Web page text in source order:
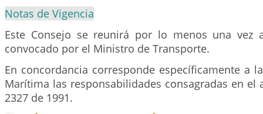
Notas de Vigencia
Este Consejo se reunirá por lo menos una vez
convocado por el Ministro de Transporte.
En concordancia corresponde específicamente a
Marítima las responsabilidades consagradas en el
2327 de 1991.